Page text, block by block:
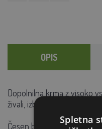
OPIS
Dopolnilna krma z visoko
živali, izboljša vnos hrane,
Česen blagodejno vpliva
Spletna